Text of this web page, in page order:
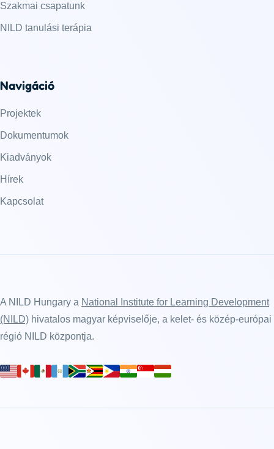
Szakmai csapatunk
NILD tanulási terápia
Navigáció
Projektek
Dokumentumok
Kiadványok
Hírek
Kapcsolat
A NILD Hungary a National Institute for Learning Development
(NILD) hivatalos magyar képviselője, a kelet- és közép-európai
régió NILD központja.